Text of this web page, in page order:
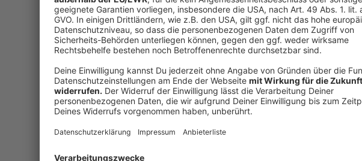
ANTENNE-Sonderseite zur Stichwahl mit dem
Aktuelle KiTa-Gebühren in Düsseldorf!
Meldung der Stadt - "Grüne Welle" in Düsseldorf!
Düssel-O-Mat zur Wahl!
Amtsinhaber OB Thomas Geisel!
OB-Herausforderer Stephan Keller!